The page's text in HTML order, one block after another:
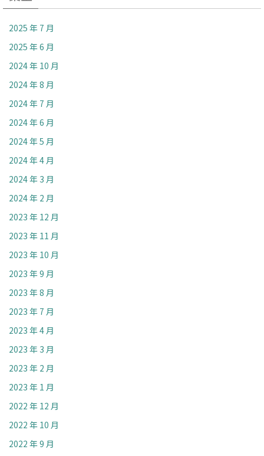
2025 年 7 月
2025 年 6 月
2024 年 10 月
2024 年 8 月
2024 年 7 月
2024 年 6 月
2024 年 5 月
2024 年 4 月
2024 年 3 月
2024 年 2 月
2023 年 12 月
2023 年 11 月
2023 年 10 月
2023 年 9 月
2023 年 8 月
2023 年 7 月
2023 年 4 月
2023 年 3 月
2023 年 2 月
2023 年 1 月
2022 年 12 月
2022 年 10 月
2022 年 9 月